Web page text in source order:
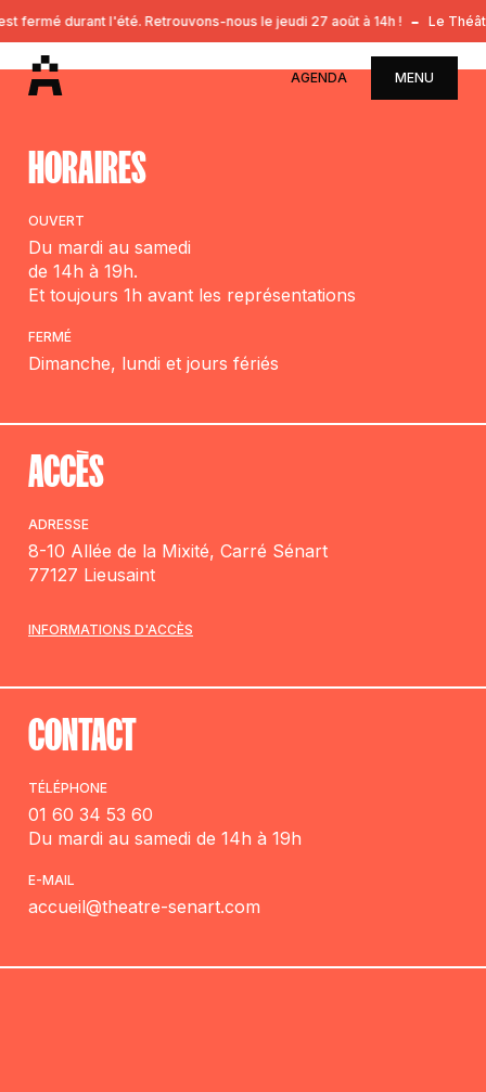
fermé durant l'été. Retrouvons-nous le jeudi 27 août à 14h ! Le
AGENDA MENU
HORAIRES
OUVERT
Du mardi au samedi
de 14h à 19h.
Et toujours 1h avant les représentations
FERMÉ
Dimanche, lundi et jours fériés
ACCÈS
ADRESSE
8-10 Allée de la Mixité, Carré Sénart
77127 Lieusaint
INFORMATIONS D'ACCÈS
CONTACT
TÉLÉPHONE
01 60 34 53 60
Du mardi au samedi de 14h à 19h
E-MAIL
accueil@theatre-senart.com